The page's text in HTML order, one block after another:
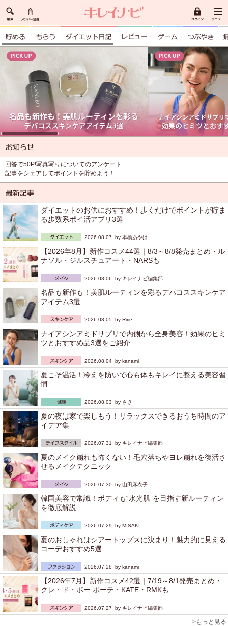
回答で50P!写真写りについてのアンケート
記事をシェアしてポイントを貯めよう！
ダイエットのお供におすすめ！歩くだけでポイントが貯ま
る歩数系ポイ活アプリ3選
2026.08.07 by 本橋あやは
【2026年8月】新作コスメ44選｜8/3～8/8発売まとめ・ル
ナソル・ジルスチュアート・NARSも
2026.08.06 by キレイナビ編集部
名品も新作も！美肌ルーティンを彩るデパコススキンケア
アイテム3選
2026.08.05 by Ririe
ナイアシンアミドサプリで内側から全身美容！効果のヒミ
ツとおすすめ品3選をご紹介
2026.08.04 by kanami
夏こそ温活！冷えを防いで心も体もキレイに整える美容習
慣
2026.08.03 by さき
夏の夜は家で楽しもう！リラックスできるおうち時間のア
イデア集
2026.07.31 by キレイナビ編集部
夏のメイク崩れも怖くない！毛穴落ちやヨレ崩れを復活さ
せるメイクテクニック
2026.07.30 by 山田麻衣子
韓国美容で常識！ボディも“水光肌”を目指す新ルーティン
を徹底解説
2026.07.29 by MISAKI
夏のおしゃれはシアートップスに決まり！魅力的に見える
コーデおすすめ5選
2026.07.28 by kanami
【2026年7月】新作コスメ42選｜7/19～8/1発売まとめ・
クレ・ド・ポー ボーテ・KATE・RMKも
2026.07.27 by キレイナビ編集部
>もっと見る